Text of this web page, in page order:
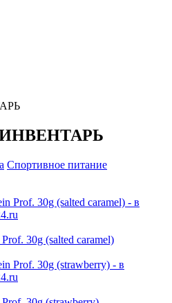
Спортивное питание
30g (salted caramel)